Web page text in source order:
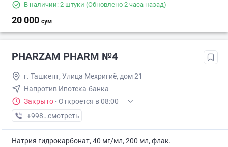
В наличии: 2 штуки (Обновлено 2 часа назад)
20 000 сум
PHARZAM PHARM №4
г. Ташкент, Улица Мехригиё, дом 21
Напротив Ипотека-банка
Закрыто · Откроется в 08:00
+998 (78) XXX-XX-XX
смотреть
Натрия гидрокарбонат, 40 мг/мл, 200 мл, флак.